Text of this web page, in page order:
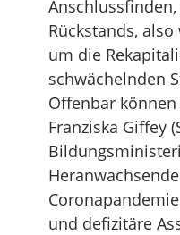
Rückstands,
um die
schwächelnden
Offenbar
Franziska Giffey
und defizitäre